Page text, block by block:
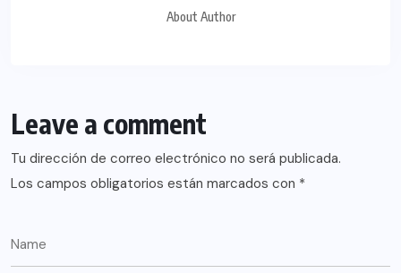
About Author
Leave a comment
Tu dirección de correo electrónico no será publicada.
Los campos obligatorios están marcados con *